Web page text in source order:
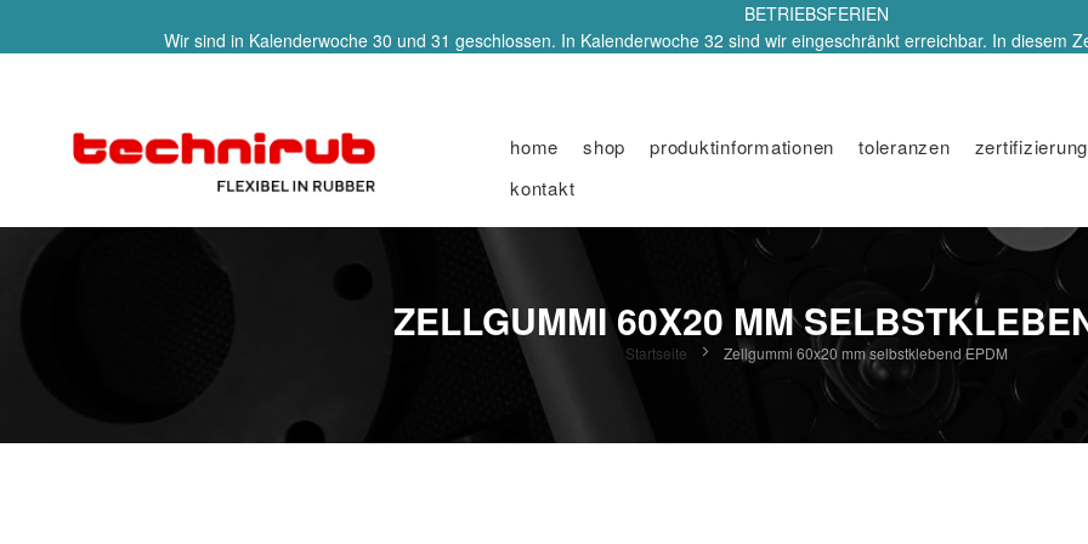
BETRIEBSFERIEN
Wir sind in Kalenderwoche 30 und 31 geschlossen. In Kalenderwoche 32 sind wir eingeschränkt erreichbar. In diesem
home shop produktinformationen toleranzen zertifizierung
kontakt
ZELLGUMMI 60X20 MM
Startseite Zellgummi 60x20 mm selbstklebend EPDM